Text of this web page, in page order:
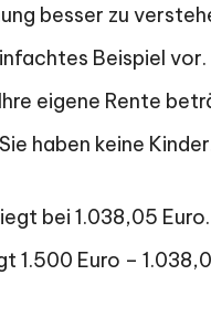
besser zu
Beispiel vor.
eigene Rente
haben keine
bei 1.038,05
1.500 Euro –